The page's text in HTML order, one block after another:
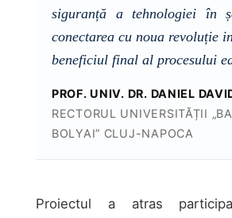
siguranță a tehnologiei în
conectarea cu noua revoluție
beneficiul final al procesului
PROF. UNIV. DR. DANIEL
RECTORUL UNIVERSITĂȚII
BOLYAI” CLUJ-NAPOCA
Proiectul a atras